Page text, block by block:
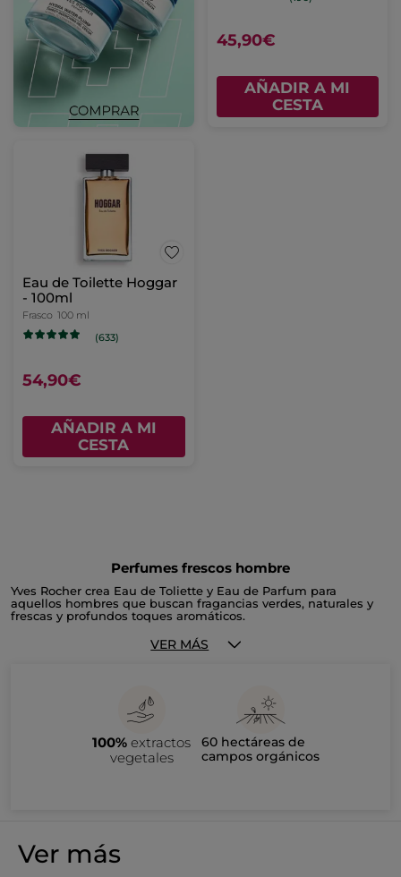
45,90€
AÑADIR A MI
CESTA
Eau de Toilette Hoggar
- 100ml
Frasco 100 ml
(633)
54,90€
AÑADIR A MI
CESTA
Perfumes frescos hombre
Yves Rocher crea Eau de Toliette y Eau de Parfum para
aquellos hombres que buscan fragancias verdes, naturales y
frescas y profundos toques aromáticos.
VER MÁS
100% extractos
vegetales
60 hectáreas de
campos orgánicos
Ver más